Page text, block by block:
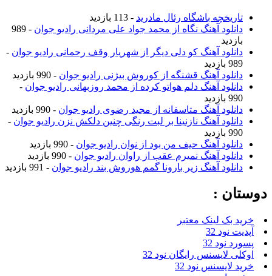
تاریخچه باشگاه رئال مادرید - 113 بازدید
دانلود آهنگ نگاه از محمد جواد علی مردانی رادیو جوان
- 989
بازدید
دانلود آهنگ کو دلی دیگر از شهریار وقف رحمانی رادیو جوان -
989 بازدید
دانلود آهنگ قشنگه از کوروش بیژنی رادیو جوان - 990 بازدید
دانلود آهنگ دلم هواتو کرده از محمد روزبهانی رادیو جوان -
990 بازدید
دانلود آهنگ متاسفانه از مجید رضوی رادیو جوان - 990 بازدید
دانلود آهنگ نازنینا بر لبت رنگی چنین دلکش نزن رادیو جوان -
990 بازدید
دانلود آهنگ حیف من بود از نوان رادیو جوان - 990 بازدید
دانلود آهنگ نمیرم عقب از راوان رادیو جوان - 990 بازدید
دانلود آهنگ زیر بارونا گمم هوروش بند رادیو جوان - 991 بازدید
دوستان :
خرید بک لینک معتبر
آپدیت نود 32
پسورد نود 32
اوکلی لایسنس رایگان نود 32
خرید لایسنس نود 32